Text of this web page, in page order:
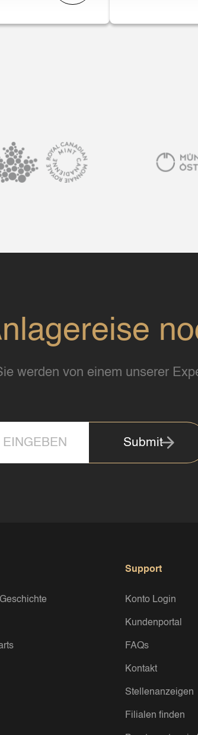
werden von einem unserer
Submit
Support
Konto Login
Kundenportal
FAQs
Kontakt
Stellenanzeigen
Filialen finden